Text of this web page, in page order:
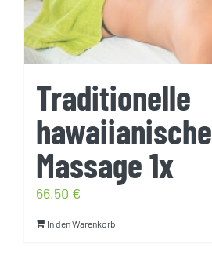
Traditionelle
hawaiianische
Massage 1x
66,50 €
In den Warenkorb